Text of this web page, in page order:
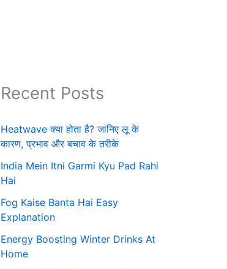
Recent Posts
Heatwave क्या होता है? जानिए लू के
कारण, प्रभाव और बचाव के तरीके
India Mein Itni Garmi Kyu Pad Rahi
Hai
Fog Kaise Banta Hai Easy
Explanation
Energy Boosting Winter Drinks At
Home